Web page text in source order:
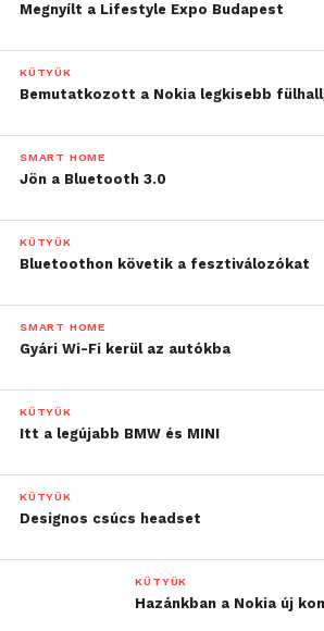
Megnyílt a Lifestyle Expo Budapest
KÜTYÜK
Bemutatkozott a Nokia legkisebb
SMART HOME
Jön a Bluetooth 3.0
KÜTYÜK
Bluetoothon követik a fesztiválozókat
SMART HOME
Gyári Wi-Fi kerül az autókba
KÜTYÜK
Itt a legújabb BMW és MINI
KÜTYÜK
Designos csúcs headset
KÜTYÜK
Hazánkban a Nokia új